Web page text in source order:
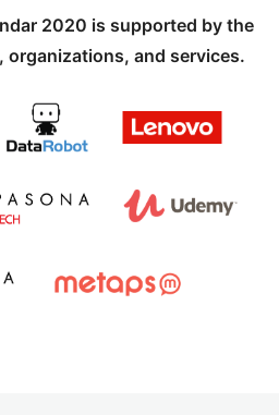
2020 is supported by the
organizations, and services.